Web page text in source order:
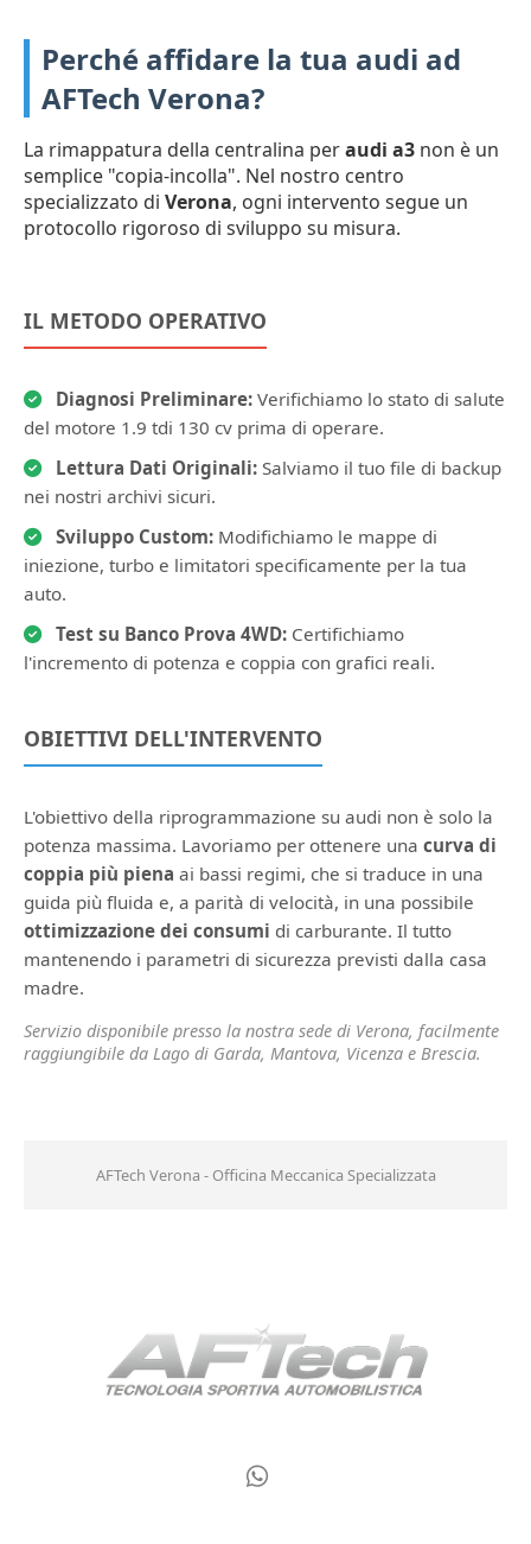
Perché affidare la tua audi ad
AFTech Verona?
La rimappatura della centralina peraudi a3 non è un
semplice "copia-incolla". Nel nostro centro
specializzato di Verona, ogni intervento segue un
protocollo rigoroso di sviluppo su misura.
IL METODO OPERATIVO
Diagnosi Preliminare: Verifichiamo lo stato di salute
del motore 1.9 tdi 130 cv prima di operare.
Lettura Dati Originali: Salviamo il tuo file di backup
nei nostri archivi sicuri.
Sviluppo Custom: Modifichiamo le mappe di
iniezione, turbo e limitatori specificamente per la tua
auto.
Test su Banco Prova 4WD: Certifichiamo
l'incremento di potenza e coppia con grafici reali.
OBIETTIVI DELL'INTERVENTO
L'obiettivo della riprogrammazione su audi non è solo la
potenza massima. Lavoriamo per ottenere una curva di
coppia più piena ai bassi regimi, che si traduce in una
guida più fluida e, a parità di velocità, in una possibile
ottimizzazione dei consumi di carburante. Il tutto
mantenendo i parametri di sicurezza previsti dalla casa
madre.
Servizio disponibile presso la nostra sede di Verona, facilmente
raggiungibile da Lago di Garda, Mantova, Vicenza e Brescia.
AFTech Verona - Officina Meccanica Specializzata